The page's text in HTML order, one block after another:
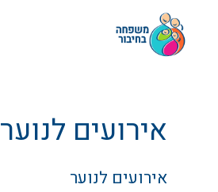
אירועים לנוער
אירועים לנוער